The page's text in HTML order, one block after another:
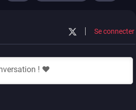
Se connecter